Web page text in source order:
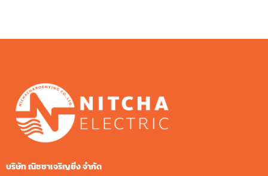
บริษัท ณิชชาเจริญยิ่ง จํากัด